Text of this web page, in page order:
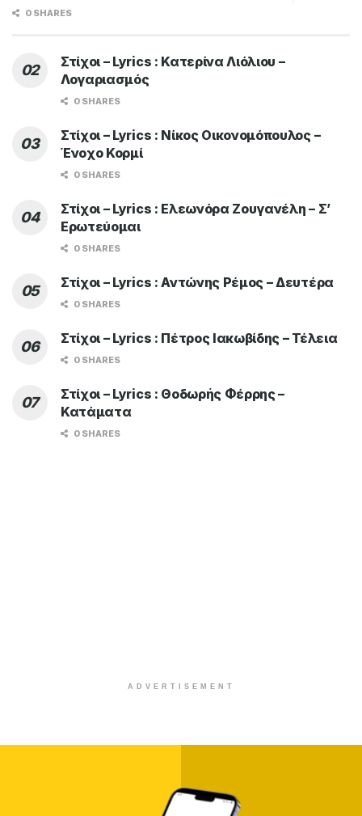
0 SHARES
Στίχοι – Lyrics : Κατερίνα Λιόλιου –
Λογαριασμός
0 SHARES
Στίχοι – Lyrics : Νίκος Οικονομόπουλος –
Ένοχο Κορμί
0 SHARES
Στίχοι – Lyrics : Ελεωνόρα Ζουγανέλη – Σ’
Ερωτεύομαι
0 SHARES
Στίχοι – Lyrics : Αντώνης Ρέμος – Δευτέρα
0 SHARES
Στίχοι – Lyrics : Πέτρος Ιακωβίδης – Τέλεια
0 SHARES
Στίχοι – Lyrics : Θοδωρής Φέρρης –
Κατάματα
0 SHARES
ADVERTISEMENT